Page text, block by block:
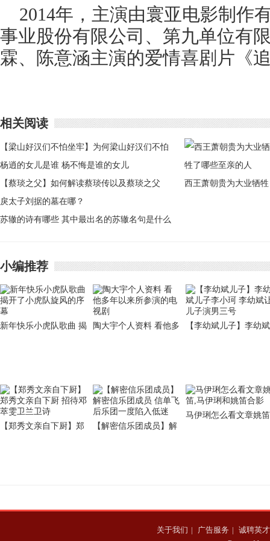
2014年，主演由寰亚电影制作
事业股份有限公司、第九单位有
霖、陈意涵主演的爱情喜剧片《
相关阅读
【梁山好汉们不怕坐牢】为何梁山好汉们不怕
坐牢
杨逍的女儿是谁 杨不悔是谁的女儿
【蔡琰之父】如何解读蔡琰传以及蔡琰之父
戾太子刘据的墓在哪？
苏辙的诗有哪些 其中最出名的苏辙名句是什么
西王萧朝贵为大业牺牲
小编推荐
新年快乐小虎队歌曲 揭
陶大宇个人资料 看他多
【李幼斌儿子】李幼斌
【郑秀文亲自下厨】郑
【解密信乐团成员】解
马伊琍怎么看文章姚
关于我们 | 广告服务 | 诚聘英才